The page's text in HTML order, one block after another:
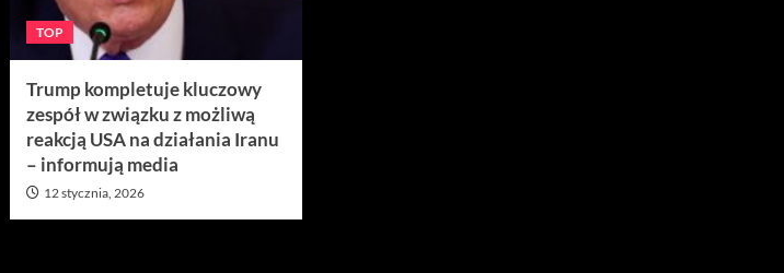
TOP
Trump kompletuje kluczowy
zespół w związku z możliwą
reakcją USA na działania Iranu
– informują media
12 stycznia, 2026